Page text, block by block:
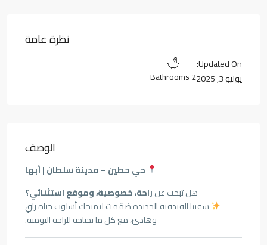
نظرة عامة
Updated On:
يوليو 3, 2025
2 Bathrooms
الوصف
حي حطين – مدينة سلطان | أبها
هل تبحث عنراحة، خصوصية، وموقع استثنائي؟
شقتنا الفندقية الجديدة صُمّمت لتمنحك أسلوب حياة راقٍ
وهادئ، مع كل ما تحتاجه للراحة اليومية.